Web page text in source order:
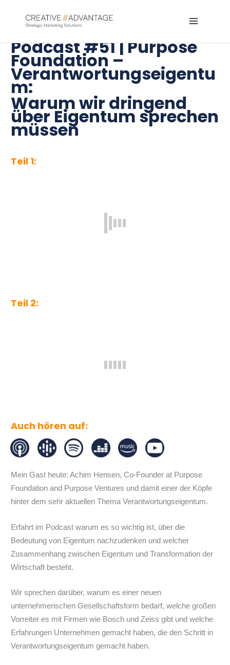
Menu
Podcast #51 | Purpose
Foundation –
Verantwortungseigentu
m:
Warum wir dringend
über Eigentum sprechen
müssen
Teil 1:
Teil 2:
Auch hören auf:
Mein Gast heute: Achim Hensen, Co-Founder at Purpose
Foundation and Purpose Ventures und damit einer der Köpfe
hinter dem sehr aktuellen Thema Verantwortungseigentum.
Erfahrt im Podcast warum es so wichtig ist, über die
Bedeutung von Eigentum nachzudenken und welcher
Zusammenhang zwischen Eigentum und Transformation der
Wirtschaft besteht.
Wir sprechen darüber, warum es einer neuen
unternehmerischen Gesellschaftsform bedarf, welche großen
Vorreiter es mit Firmen wie Bosch und Zeiss gibt und welche
Erfahrungen Unternehmen gemacht haben, die den Schritt in
Verantwortungseigentum gemacht haben.